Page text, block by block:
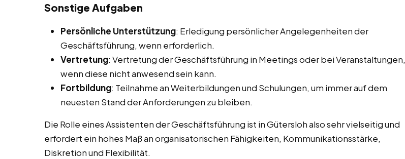
Sonstige Aufgaben
Persönliche Unterstützung: Erledigung persönlicher Angelegenheiten der
Geschäftsführung, wenn erforderlich.
Vertretung: Vertretung der Geschäftsführung in Meetings oder bei Veranstaltungen,
wenn diese nicht anwesend sein kann.
Fortbildung: Teilnahme an Weiterbildungen und Schulungen, um immer auf dem
neuesten Stand der Anforderungen zu bleiben.
Die Rolle eines Assistenten der Geschäftsführung ist in Gütersloh also sehr vielseitig und
erfordert ein hohes Maß an organisatorischen Fähigkeiten, Kommunikationsstärke,
Diskretion und Flexibilität.